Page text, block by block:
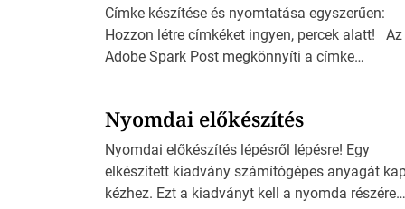
Címke készítése és nyomtatása egyszerűen:
Hozzon létre címkéket ingyen, percek alatt! Az
Adobe Spark Post megkönnyíti a címke
tartalmaz, amelyek segítségével igazán
foroghatnak a kreatív fogaskerekek, miközben
zajlik a saját címke készítése. Hogyan
készítsünk címkét? Válasszon méretet és alakot:
Nyomdai előkészítés
Nyomdai előkészítés lépésről lépésre! Egy
elkészített kiadvány számítógépes anyagát
kézhez. Ezt a kiadványt kell a nyomda részére